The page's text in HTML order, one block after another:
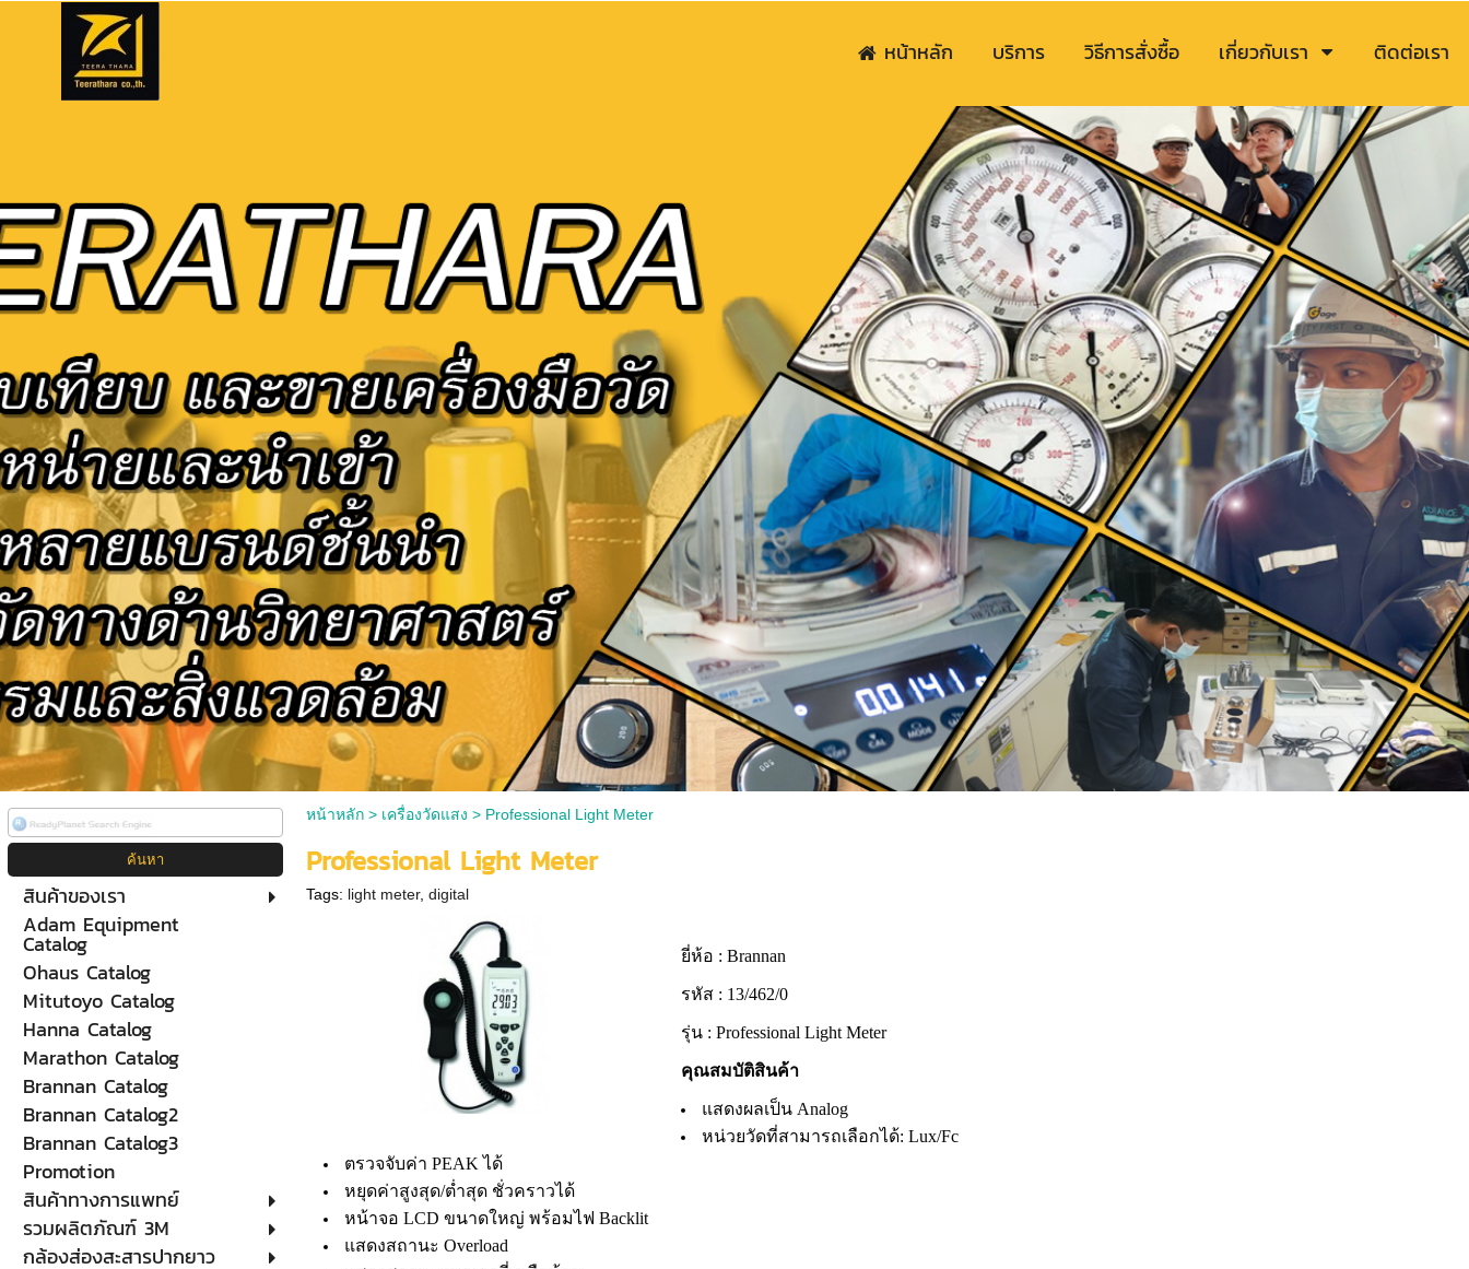
หน้าหลัก บริการ วิธีการสั่งซื้อ เกี่ยวกับเรา ติดต่อเรา
สินค้าของเรา
Adam Equipment
Catalog
Ohaus Catalog
Mitutoyo Catalog
Hanna Catalog
Marathon Catalog
Brannan Catalog
Brannan Catalog2
Brannan Catalog3
Promotion
สินค้าทางการแพทย์
รวมผลิตภัณฑ์ 3M
กล้องส่องสะสารปากยาว
หน้าหลัก> เครื่องวัดแสง > Professional Light Meter
Professional Light Meter
Tags: light meter,digital
ยี่ห้อ : Brannan
รหัส : 13/462/0
รุ่น : Professional Light Meter
คุณสมบัติสินค้า
แสดงผลเป็น Analog
หน่วยวัดที่สามารถเลือกได้: Lux/Fc
ตรวจจับค่า PEAK ได้
หยุดค่าสูงสุด/ต่ำสุด ชั่วคราวได้
หน้าจอ LCD ขนาดใหญ่ พร้อมไฟ Backlit
แสดงสถานะ Overload